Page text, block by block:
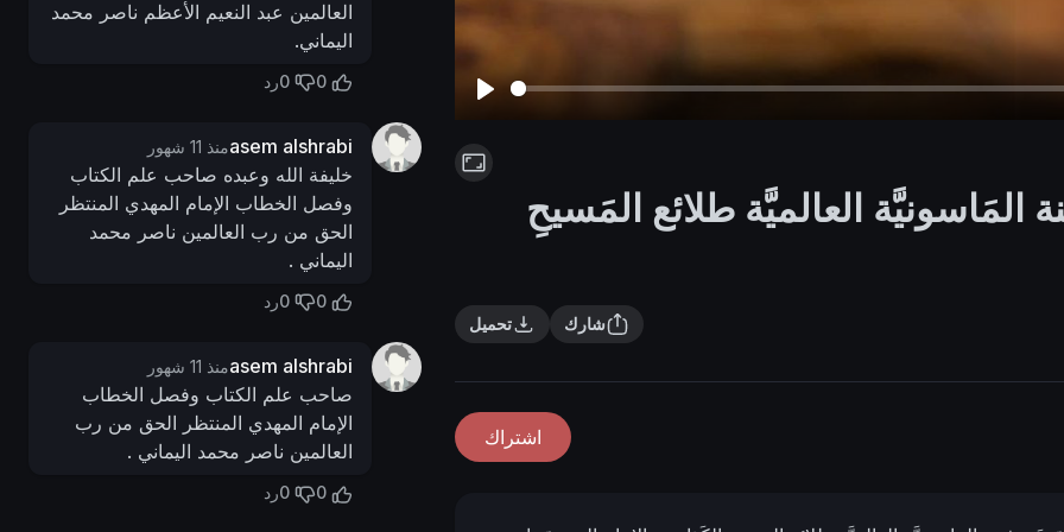
l
a
المَاسونيَّة العالميَّة طلائع المَسيحِ
شارك تحميل
اشتراك
العالمين عبد النعيم الأعظم ناصر محمد
اليماني.
0
0رد
asem alshrabiمنذ 11 شهور
خليفة الله وعبده صاحب علم الكتاب
وفصل الخطاب الإمام المهدي المنتظر
الحق من رب العالمين ناصر محمد
اليماني .
0
0رد
asem alshrabiمنذ 11 شهور
صاحب علم الكتاب وفصل الخطاب
الإمام المهدي المنتظر الحق من رب
العالمين ناصر محمد اليماني .
0
0رد